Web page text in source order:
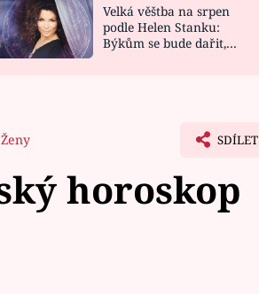
NOVINKY
VIDEORECEPTY
Velká věštba na srpen
podle Helen Stanku:
Býkům se bude dařit,
SDÍLET
horoskop